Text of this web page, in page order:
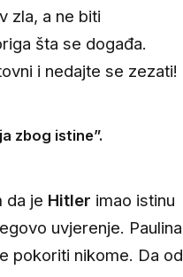
zla, a ne biti
šta se događa.
i nedajte se zezati!
zbog istine”.
da je Hitler imao istinu
uvjerenje. Paulina
pokoriti nikome. Da od